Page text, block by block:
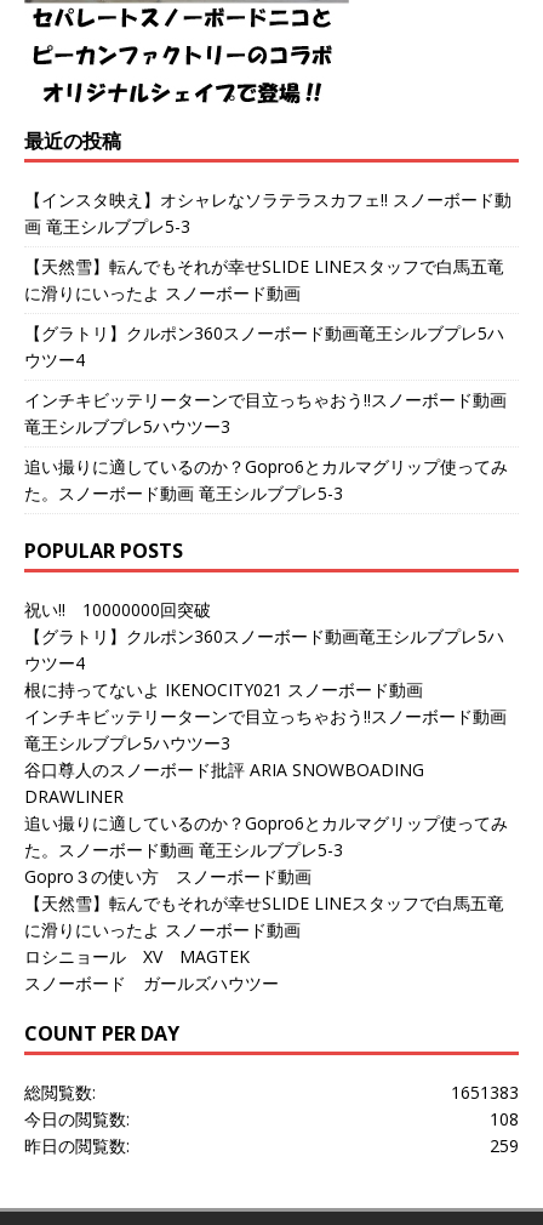
最近の投稿
【インスタ映え】オシャレなソラテラスカフェ!! スノーボード動
画 竜王シルブプレ5-3
【天然雪】転んでもそれが幸せSLIDE LINEスタッフで白馬五竜
に滑りにいったよ スノーボード動画
【グラトリ】クルポン360スノーボード動画竜王シルブプレ5ハ
ウツー4
インチキビッテリーターンで目立っちゃおう!!スノーボード動画
竜王シルブプレ5ハウツー3
追い撮りに適しているのか？Gopro6とカルマグリップ使ってみ
た。スノーボード動画 竜王シルブプレ5-3
POPULAR POSTS
祝い!! 10000000回突破
【グラトリ】クルポン360スノーボード動画竜王シルブプレ5ハ
ウツー4
根に持ってないよ IKENOCITY021 スノーボード動画
インチキビッテリーターンで目立っちゃおう!!スノーボード動画
竜王シルブプレ5ハウツー3
谷口尊人のスノーボード批評 ARIA SNOWBOADING
DRAWLINER
追い撮りに適しているのか？Gopro6とカルマグリップ使ってみ
た。スノーボード動画 竜王シルブプレ5-3
Gopro３の使い方 スノーボード動画
【天然雪】転んでもそれが幸せSLIDE LINEスタッフで白馬五竜
に滑りにいったよ スノーボード動画
ロシニョール XV MAGTEK
スノーボード ガールズハウツー
COUNT PER DAY
1651383
総閲覧数:
108
今日の閲覧数:
259
昨日の閲覧数: